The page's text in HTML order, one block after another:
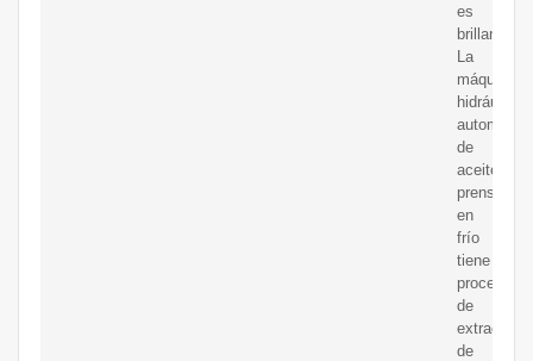
es
brillante.
La
máquina
hidráulica
automática
de
aceite
prensado
en
frío
tiene
de
extracción
de